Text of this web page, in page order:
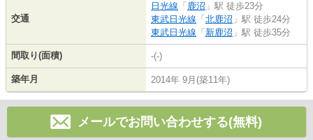
交通
日光線 「 鹿沼 」駅 徒歩23分
東武日光線 「 北鹿沼 」駅 徒歩24分
東武日光線 「 新鹿沼 」駅 徒歩35分
間取り(面積) -(-)
築年月 2014年 9月(築11年)
メールでお問い合わせする(無料)